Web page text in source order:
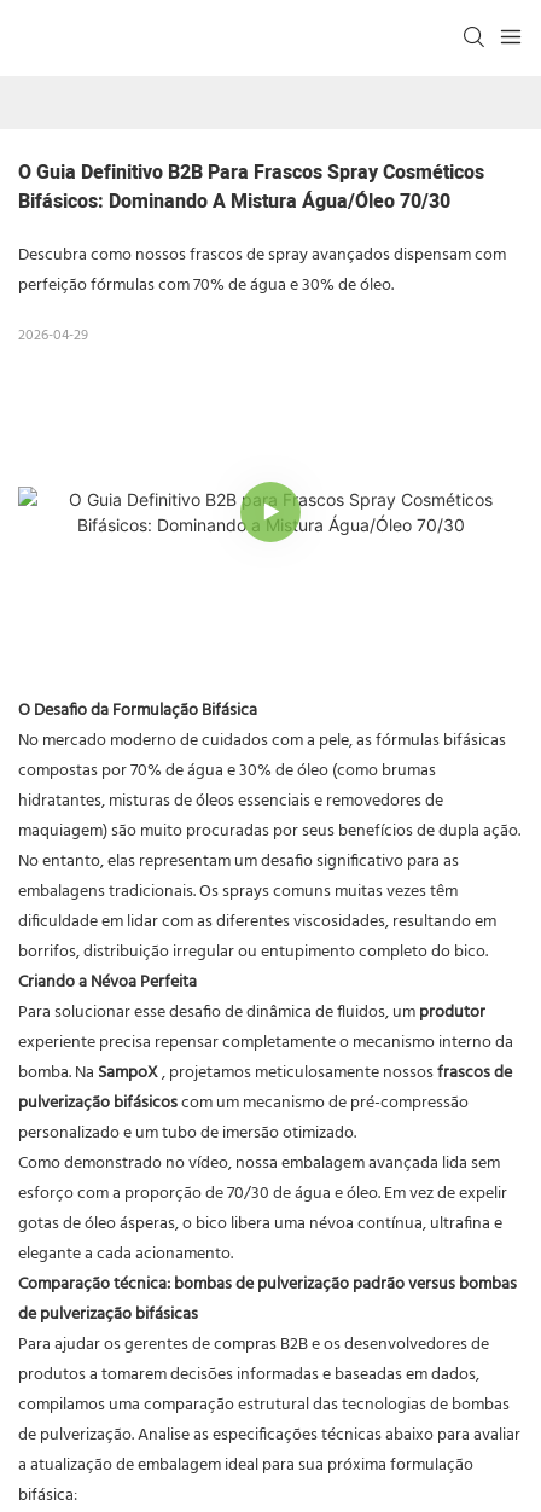
O Guia Definitivo B2B Para Frascos Spray Cosméticos
Bifásicos: Dominando A Mistura Água/Óleo 70/30
Descubra como nossos frascos de spray avançados dispensam com
perfeição fórmulas com 70% de água e 30% de óleo.
2026-04-29
O Desafio da Formulação Bifásica
No mercado moderno de cuidados com a pele, as fórmulas bifásicas
compostas por 70% de água e 30% de óleo (como brumas
hidratantes, misturas de óleos essenciais e removedores de
maquiagem) são muito procuradas por seus benefícios de dupla ação.
No entanto, elas representam um desafio significativo para as
embalagens tradicionais. Os sprays comuns muitas vezes têm
dificuldade em lidar com as diferentes viscosidades, resultando em
borrifos, distribuição irregular ou entupimento completo do bico.
Criando a Névoa Perfeita
Para solucionar esse desafio de dinâmica de fluidos, umprodutor
experiente precisa repensar completamente o mecanismo interno da
bomba. Na SampoX, projetamos meticulosamente nossosfrascos de
pulverização bifásicoscom um mecanismo de pré-compressão
personalizado e um tubo de imersão otimizado.
Como demonstrado no vídeo, nossa embalagem avançada lida sem
esforço com a proporção de 70/30 de água e óleo. Em vez de expelir
gotas de óleo ásperas, o bico libera uma névoa contínua, ultrafina e
elegante a cada acionamento.
Comparação técnica: bombas de pulverização padrão versus bombas
de pulverização bifásicas
Para ajudar os gerentes de compras B2B e os desenvolvedores de
produtos a tomarem decisões informadas e baseadas em dados,
compilamos uma comparação estrutural das tecnologias de bombas
de pulverização. Analise as especificações técnicas abaixo para avaliar
a atualização de embalagem ideal para sua próxima formulação
bifásica: